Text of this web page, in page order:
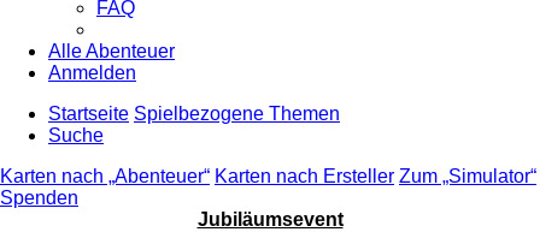
FAQ
Alle Abenteuer
Anmelden
Startseite Spielbezogene Themen
Suche
Karten nach „Abenteuer“ Karten nach Ersteller Zum „Simulator“
Spenden
Jubiläumsevent